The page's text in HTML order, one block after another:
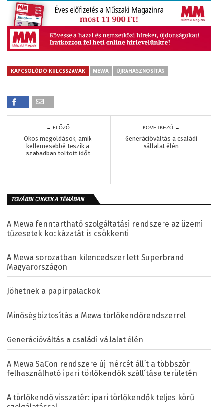
KAPCSOLÓDÓ KULCSSZAVAK MEWA ÚJRAHASZNOSÍTÁS
← ELŐZŐ
Okos megoldások, amik
kellemesebbé teszik a
szabadban töltött időt
KÖVETKEZŐ →
Generációváltás a családi
vállalat élén
TOVÁBBI CIKKEK A TÉMÁBAN
A Mewa fenntartható szolgáltatási rendszere az üzemi
tűzesetek kockázatát is csökkenti
A Mewa sorozatban kilencedszer lett Superbrand
Magyarországon
Jöhetnek a papírpalackok
Minőségbiztosítás a Mewa törlőkendőrendszerrel
Generációváltás a családi vállalat élén
A Mewa SaCon rendszere új mércét állít a többször
felhasználható ipari törlőkendők szállítása területén
A törlőkendő visszatér: ipari törlőkendők teljes körű